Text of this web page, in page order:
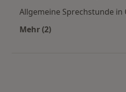
Allgemeine Sprechstunde in
Mehr (2)